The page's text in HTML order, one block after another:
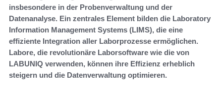
insbesondere in der Probenverwaltung und der
Datenanalyse. Ein zentrales Element bilden die Laboratory
Information Management Systems (LIMS), die eine
effiziente Integration aller Laborprozesse ermöglichen.
Labore, die revolutionäre Laborsoftware wie die von
LABUNIQ verwenden, können ihre Effizienz erheblich
steigern und die Datenverwaltung optimieren.